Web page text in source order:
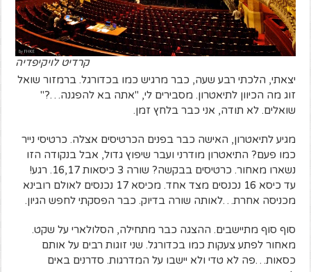
קרדיט לויקיפדיה
יצאתי, הלכתי רבע שעה, כבר מרגיש כמו בכדורגל. ברמזור שואל
זוג מה הכיוון לתיאטרון. מסבירים לי, "אתה בא להפגנה…?"
שואלים. לא תודה, אני כבר בלחץ זמן.
מגיע לתיאטרון, האישה כבר בפנים הכרטיסים אצלה. כרטיסי נייר
כמו פעם? התיאטרון מודרני ועבר שיפוץ גדול, אבל בנקודה הזו
נשארו מאחור. כרטיסים בבקשה? שורה 3 כיסאות 16,17. רגע!
עד כיסא 16 נכנסים מצד אחד. מכיסא 17 נכנסים לאולם רובינא
מכניסה אחרת…לאותה שורה בדיוק. כבר הפסקתי לחפש הגיון.
סוף סוף מתיישבים. ההצגה כבר מתחילה, הסלולארי על שקט.
מאחור לפתע צעקות כמו בכדורגל. שני זוגות רבים על אותם
כסאות…פה לא טדי ולא יישבו על המדרגות. סדרנים באים